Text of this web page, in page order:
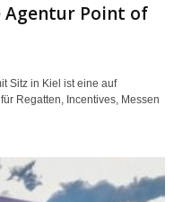
Agentur Point of
Sitz in Kiel ist eine auf
Regatten, Incentives, Messen